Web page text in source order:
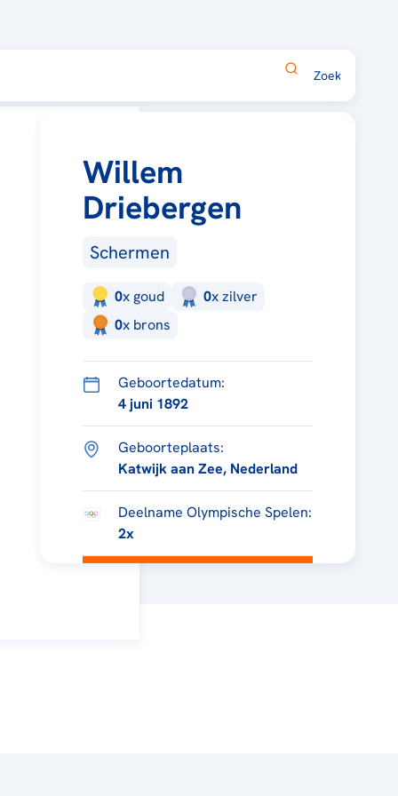
Willem
Driebergen
Schermen
0x goud 0xzilver
0x brons
Geboortedatum:
4 juni 1892
Geboorteplaats:
Katwijk aan Zee, Nederland
Deelname Olympische Spelen:
2x